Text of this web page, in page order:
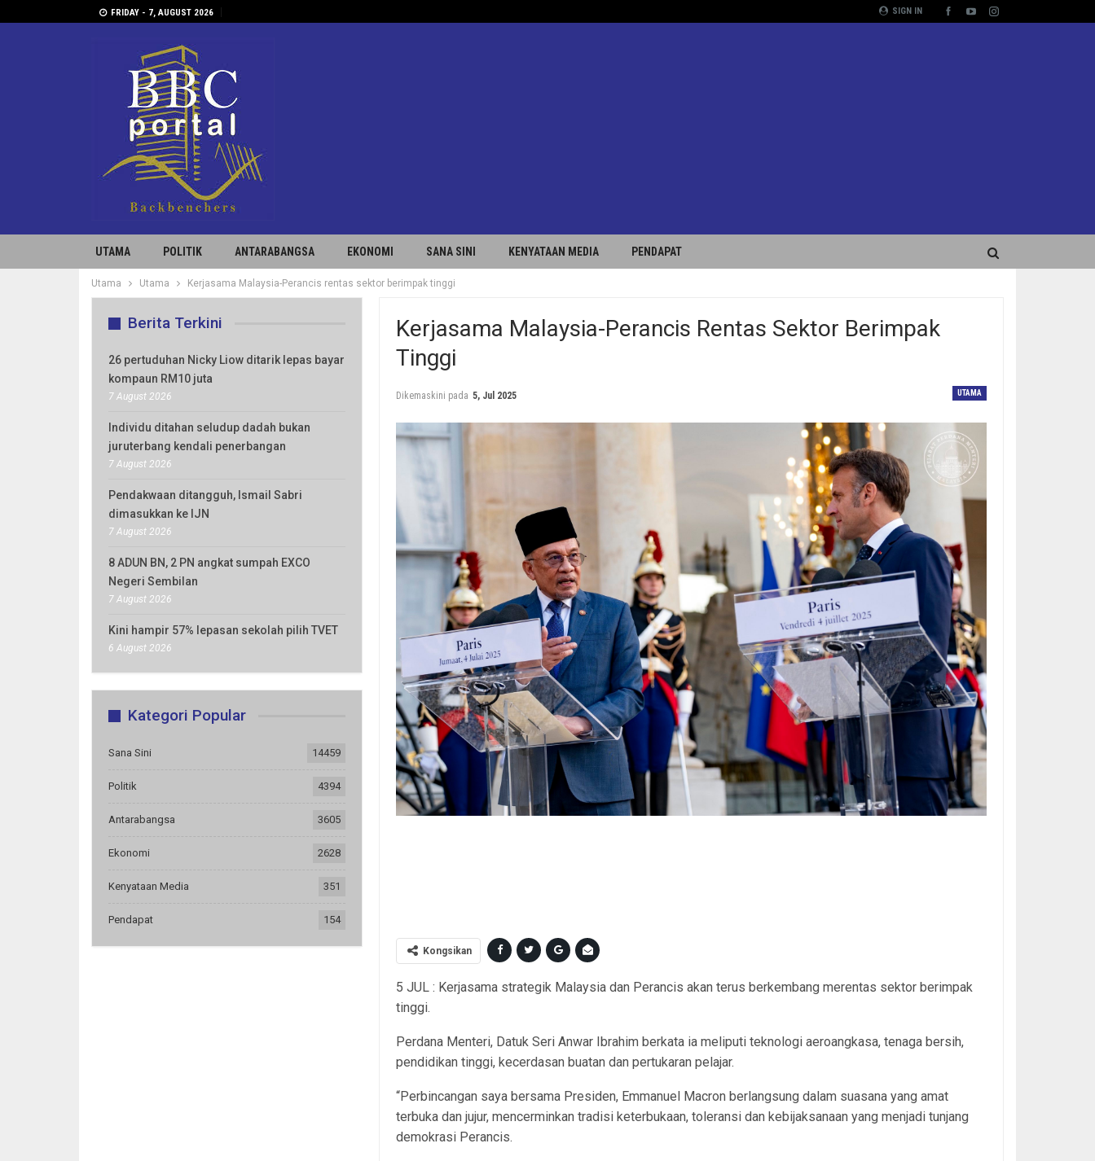
SIGN IN
FRIDAY - 7, AUGUST 2026
UTAMA POLITIK ANTARABANGSA EKONOMI SANA SINI KENYATAAN MEDIA PENDAPAT
Utama Utama Kerjasama Malaysia-Perancis rentas sektor berimpak tinggi
Kerjasama Malaysia-Perancis Rentas Sektor Berimpak
Tinggi
UTAMA
Dikemaskini pada 5, Jul 2025
Kongsikan
5 JUL : Kerjasama strategik Malaysia dan Perancis akan terus berkembang merentas sektor berimpak
tinggi.
Perdana Menteri, Datuk Seri Anwar Ibrahim berkata ia meliputi teknologi aeroangkasa, tenaga bersih,
pendidikan tinggi, kecerdasan buatan dan pertukaran pelajar.
“Perbincangan saya bersama Presiden, Emmanuel Macron berlangsung dalam suasana yang amat
terbuka dan jujur, mencerminkan tradisi keterbukaan, toleransi dan kebijaksanaan yang menjadi tunjang
demokrasi Perancis.
Berita Terkini
26 pertuduhan Nicky Liow ditarik lepas bayar
kompaun RM10 juta
7 August 2026
Individu ditahan seludup dadah bukan
juruterbang kendali penerbangan
7 August 2026
Pendakwaan ditangguh, Ismail Sabri
dimasukkan ke IJN
7 August 2026
8 ADUN BN, 2 PN angkat sumpah EXCO
Negeri Sembilan
7 August 2026
Kini hampir 57% lepasan sekolah pilih TVET
6 August 2026
Kategori Popular
Sana Sini 14459
Politik 4394
Antarabangsa 3605
Ekonomi 2628
Kenyataan Media 351
Pendapat 154